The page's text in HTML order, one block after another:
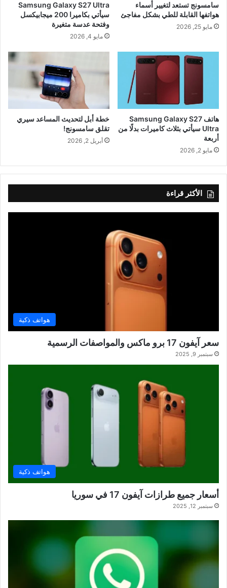
سامسونج تستعد لتغيير أسماء
هواتفها القابلة للطي بشكل مفاجئ
مايو 25, 2026
Samsung Galaxy S27 Ultra
سيأتي بكاميرا 200 ميجابيكسل
وفتحة عدسة متغيرة
مايو 4, 2026
هاتف Samsung Galaxy S27
Ultra سيأتي بثلاث كاميرات بدلًا من
أربعة
مايو 2, 2026
خطة أبل لتحديث المساعد سيري
تقلق سامسونج!
أبريل 2, 2026
الأكثر قراءة
هواتف ذكية
سعر آيفون 17 برو ماكس والمواصفات الرسمية
سبتمبر 9, 2025
هواتف ذكية
أسعار جميع طرازات آيفون 17 في سوريا
سبتمبر 12, 2025